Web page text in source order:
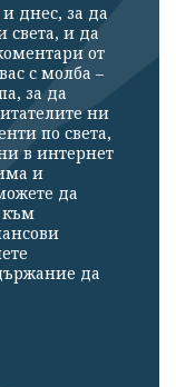
днес, за да
света, и да
от
с молба –
за да
ни
по света,
в интернет
и
да
към
да